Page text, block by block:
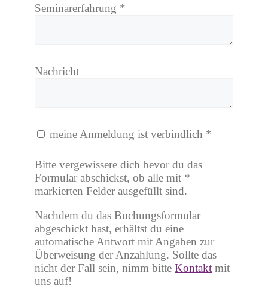
Seminarerfahrung *
Nachricht
meine Anmeldung ist verbindlich *
Bitte vergewissere dich bevor du das
Formular abschickst, ob alle mit *
markierten Felder ausgefüllt sind.
Nachdem du das Buchungsformular
abgeschickt hast, erhältst du eine
automatische Antwort mit Angaben zur
Überweisung der Anzahlung. Sollte das
nicht der Fall sein, nimm bitte Kontakt mit
uns auf!